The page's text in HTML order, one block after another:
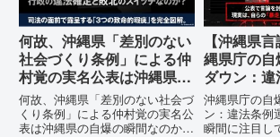
何故、沖縄県「差別のない
社会づくり条例」による仲
村覚の実名公表は沖縄県の
自爆の瞬間なのか？その3
つの理由。
何故、沖縄県「差別のない社会づ
くり条例」による仲村覚の実名公
表は沖縄県の自爆の瞬間なのか？
【沖縄県
縄県庁の自
ダウン：
ら暴露す
ください
沖縄県庁の自
ン：違法条例
瞬間に注目し